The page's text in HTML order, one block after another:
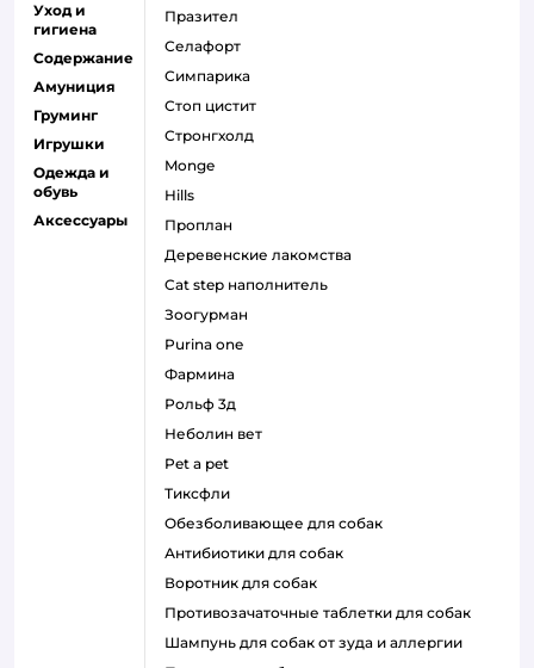
Уход и
гигиена
Содержание
Амуниция
Груминг
Игрушки
Одежда и
обувь
Аксессуары
празител
селафорт
симпарика
стоп цистит
стронгхолд
monge
hills
проплан
деревенские лакомства
cat step наполнитель
зоогурман
purina one
фармина
рольф 3д
неболин вет
pet a pet
тиксфли
обезболивающее для собак
антибиотики для собак
воротник для собак
противозачаточные таблетки для собак
шампунь для собак от зуда и аллергии